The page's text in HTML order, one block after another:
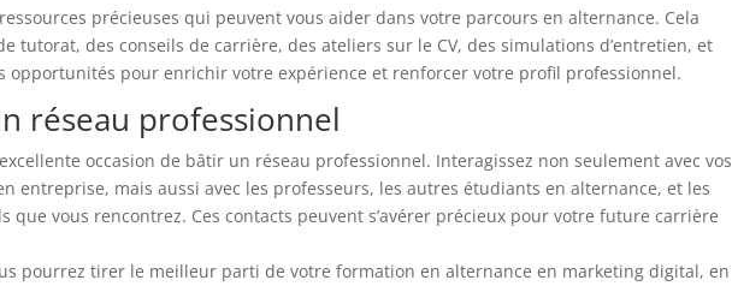
précieuses qui peuvent vous aider dans votre parcours en alternance. Cela
tutorat, des conseils de carrière, des ateliers sur le CV, des simulations d’entretien, et
opportunités pour enrichir votre expérience et renforcer votre profil professionnel.
réseau professionnel
occasion de bâtir un réseau professionnel. Interagissez non seulement avec vos
entreprise, mais aussi avec les professeurs, les autres étudiants en alternance, et les
que vous rencontrez. Ces contacts peuvent s’avérer précieux pour votre future carrière
pourrez tirer le meilleur parti de votre formation en alternance en marketing digital, en